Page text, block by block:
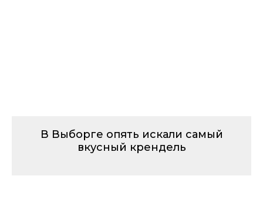
В Выборге опять искали самый
вкусный крендель